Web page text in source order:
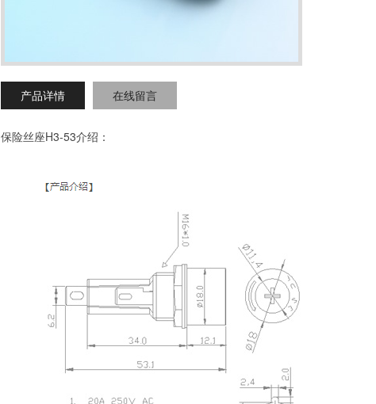
产品详情 在线留言
保险丝座H3-53介绍：